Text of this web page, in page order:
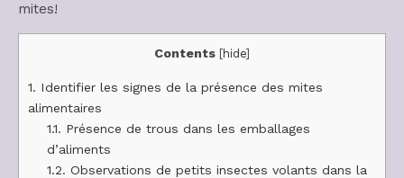
mites!
Contents [hide]
1. Identifier les signes de la présence des mites
alimentaires
1.1. Présence de trous dans les emballages
d’aliments
1.2. Observations de petits insectes volants dans la